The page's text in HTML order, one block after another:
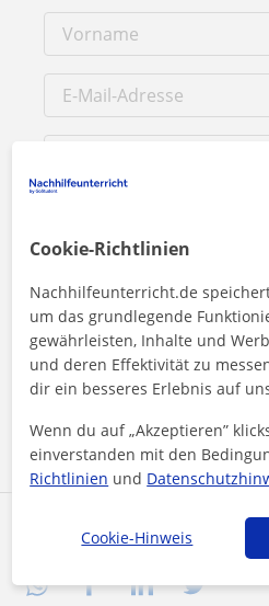
Profil teilen
Durch Klicken auf eine der beiden
Impressum
Cookie-Richtlinien
Nachhilfeunterricht.de
um das grundlegende
gewährleisten, Inhalte und
und deren Effektivität zu
dir ein besseres Erlebnis auf
Wenn du auf „Akzeptieren”
einverstanden mit den
Richtlinien und
Cookie-Hinweis